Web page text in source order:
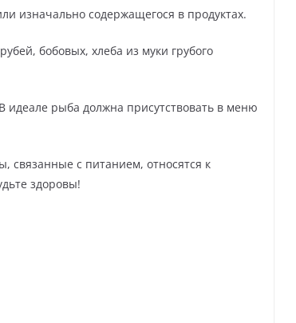
изначально содержащегося в продуктах.
бобовых, хлеба из муки грубого
рыба должна присутствовать в меню
связанные с питанием, относятся к
здоровы!